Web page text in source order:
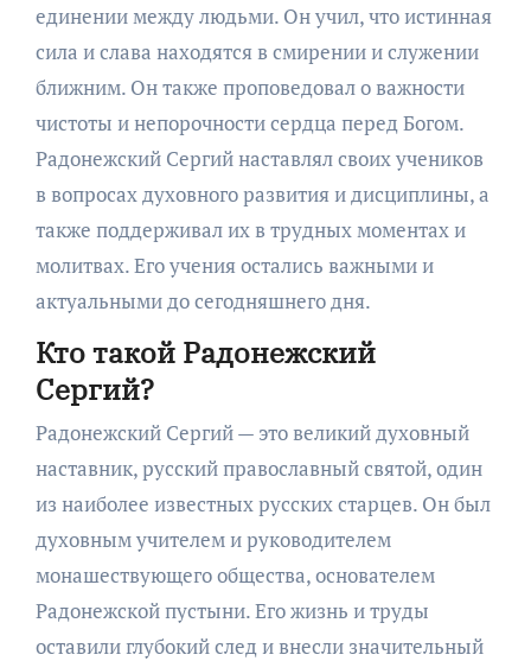
единении между людьми. Он учил, что истинная
сила и слава находятся в смирении и служении
ближним. Он также проповедовал о важности
чистоты и непорочности сердца перед Богом.
Радонежский Сергий наставлял своих учеников
в вопросах духовного развития и дисциплины, а
также поддерживал их в трудных моментах и
молитвах. Его учения остались важными и
актуальными до сегодняшнего дня.
Кто такой Радонежский
Сергий?
Радонежский Сергий — это великий духовный
наставник, русский православный святой, один
из наиболее известных русских старцев. Он был
духовным учителем и руководителем
монашествующего общества, основателем
Радонежской пустыни. Его жизнь и труды
оставили глубокий след и внесли значительный